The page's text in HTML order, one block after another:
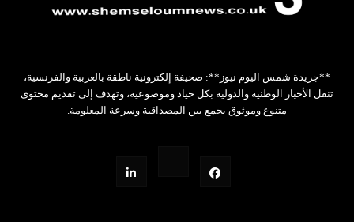
**جريدة شمس اليوم نيوز**: صحيفة إلكترونية ناطقة بالعربية والفرنسية،
تنقل الأخبار الوطنية والدولية بكل حياد وموضوعية، وتهدف إلى تقديم محتوى
متنوع وموثوق يجمع بين المصداقية وسرعة المعلومة.